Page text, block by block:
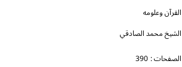
القرآن وعلومه
الشيخ محمد الصادقي
الصفحات : 390